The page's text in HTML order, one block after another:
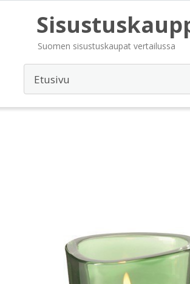
Suomen sisustuskaupat vertailussa